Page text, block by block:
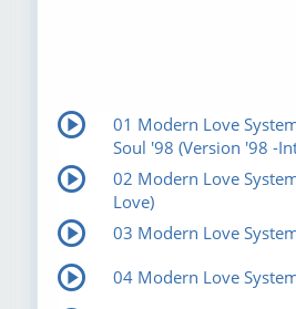
01 Modern Love
Soul '98 (Version '98 -
02 Modern Love
Love)
03 Modern Love
04 Modern Love